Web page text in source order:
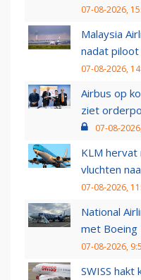
07-08-2026,
Malaysia
nadat
07-08-2026,
Airbus op
ziet
07-08-
KLM hervat
vluchten
07-08-2026,
National
met Boeing
07-08-2026,
SWISS